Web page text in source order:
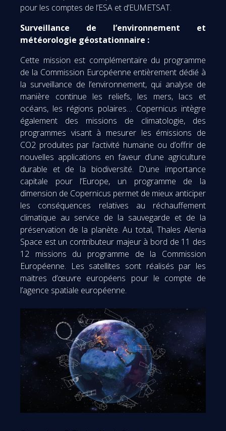
pour les comptes de l’ESA et d’EUMETSAT.
Surveillance de l’environnement et
météorologie géostationnaire :
Cette mission est complémentaire du programme
de la Commission Européenne entièrement dédié à
la surveillance de l’environnement, qui analyse de
manière continue les reliefs, les mers, lacs et
océans, les régions polaires… Copernicus intègre
également des missions de climatologie, des
programmes visant à mesurer les émissions de
CO2 produites par l’activité humaine ou d’offrir de
nouvelles applications en faveur d’une agriculture
durable et de la biodiversité. D’une importance
capitale pour l’Europe, un programme de la
dimension de Copernicus permet de mieux anticiper
les conséquences relatives au réchauffement
climatique au service de la sauvegarde et de la
préservation de la planète. Au total, Thales Alenia
Space est un contributeur majeur à bord de 11 des
12 missions du programme de la Commission
Européenne. Les satellites sont réalisés par les
maitres d’œuvre européens pour le compte de
l’agence spatiale européenne.